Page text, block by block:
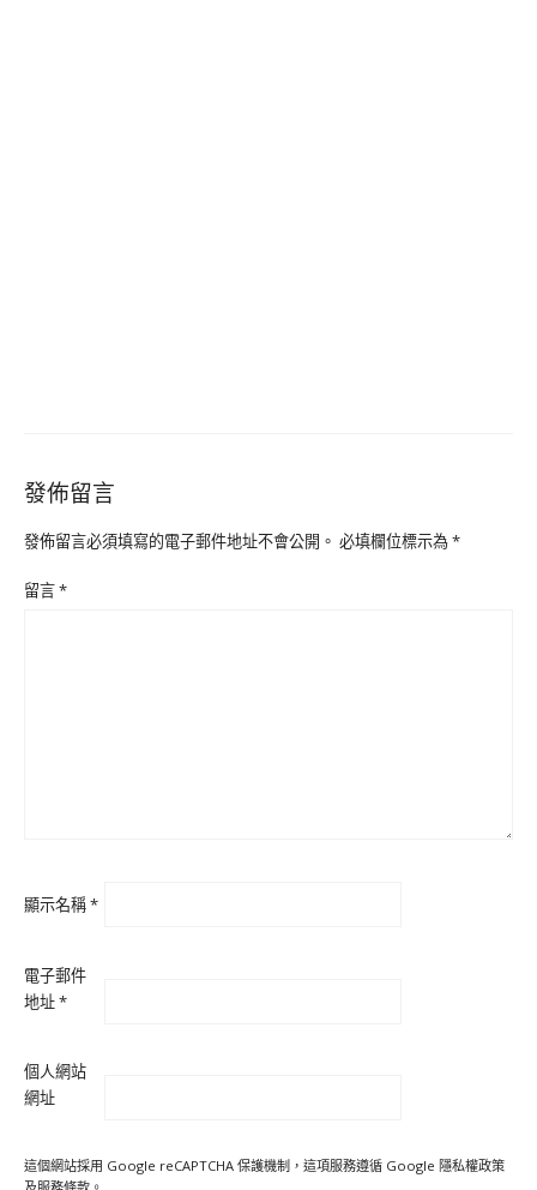
發佈留言
發佈留言必須填寫的電子郵件地址不會公開。 必填欄位標示為*
留言*
顯示名稱*
電子郵件
地址*
個人網站
網址
這個網站採用 Google reCAPTCHA 保護機制，這項服務遵循 Google 隱私權政策